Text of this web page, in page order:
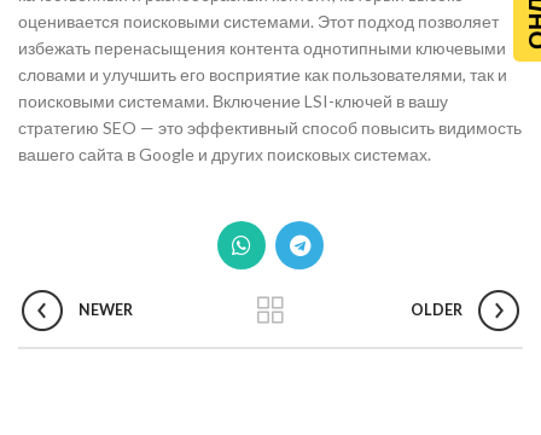
оценивается поисковыми системами. Этот подход позволяет
избежать перенасыщения контента однотипными ключевыми
словами и улучшить его восприятие как пользователями, так и
поисковыми системами. Включение LSI-ключей в вашу
стратегию SEO — это эффективный способ повысить видимость
вашего сайта в Google и других поисковых системах.
NEWER OLDER